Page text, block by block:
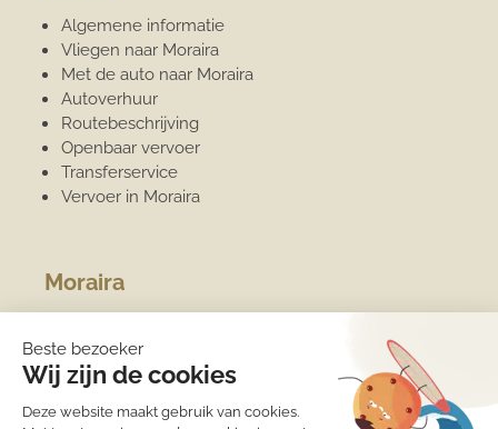
Algemene informatie
Vliegen naar Moraira
Met de auto naar Moraira
Autoverhuur
Routebeschrijving
Openbaar vervoer
Transferservice
Vervoer in Moraira
Moraira
Overwinteren
Jachthaven
Strand